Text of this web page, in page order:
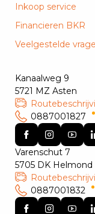
Inkoop service
Financieren BKR
Veelgestelde
Kanaalweg 9
5721 MZ Asten
0887001827
Varenschut 7
5705 DK Helmond
0887001832